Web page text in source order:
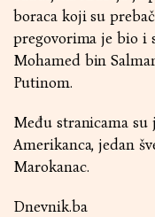
boraca koji su
pregovorima je bio i
Mohamed bin
Putinom.
Među stranicama su
Amerikanca, jedan
Marokanac.
Dnevnik.ba